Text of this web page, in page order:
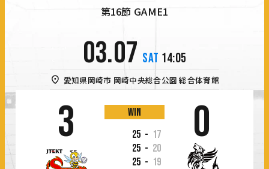
第16節 GAME1
03.07 SAT 14:05
愛知県岡崎市 岡崎中央総合公園 総合体育館
3
win
25 - 17
25 - 20
25 - 19
0